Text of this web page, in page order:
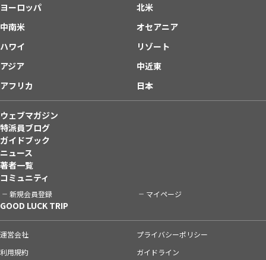
ヨーロッパ
北米
中南米
オセアニア
ハワイ
リゾート
アジア
中近東
アフリカ
日本
ウェブマガジン
特派員ブログ
ガイドブック
ニュース
著者一覧
コミュニティ
新規会員登録 マイページ
GOOD LUCK TRIP
運営会社
プライバシーポリシー
利用規約
ガイドライン